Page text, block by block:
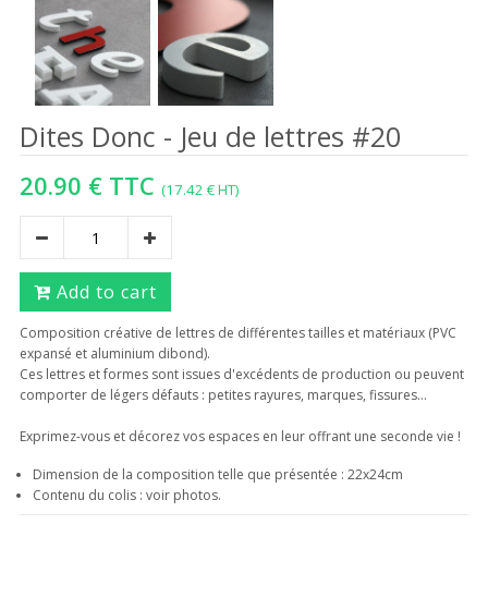
Dites Donc - Jeu de lettres #20
20.90 € TTC (17.42 € HT)
Add to cart
Composition créative de lettres de différentes tailles et matériaux (PVC
expansé et aluminium dibond).
Ces lettres et formes sont issues d'excédents de production ou peuvent
comporter de légers défauts : petites rayures, marques, fissures...
Exprimez-vous et décorez vos espaces en leur offrant une seconde vie !
Dimension de la composition telle que présentée : 22x24cm
Contenu du colis : voir photos.